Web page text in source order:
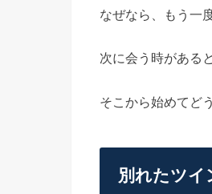
なぜなら、もう一
次に会う時がある
そこから始めてど
別れたツイ